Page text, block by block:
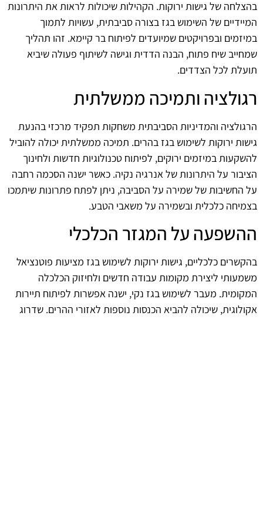
בהצלחה של גישות ירוקות. הקהילות שיכולות לראות את היתרונות
המיידיים של השימוש בגז בצורה סביבתית, עשויות לתמוך
במיזמים ובפרויקטים שמיועדים לפיתוח בר קיימא. זהו תהליך
שמחייב שיח פתוח, הבנה הדדית וגישה לשיתוף פעולה שיביא
תועלת לכל הצדדים.
רגולציה ותמיכה ממשלתית
הרגולציה והמדיניות הסביבתית משחקות תפקיד מרכזי בהנעת
גישות ירוקות לשימוש בגז בהרים. תמיכה ממשלתית יכולה להוביל
להשקעות במיזמים ירוקים, לפיתוח טכנולוגיות חדשות ולחינוך
הציבור על היתרונות של אנרגיה נקיה. כאשר ישנה הסכמה רחבה
על החשיבות של שמירה על הסביבה, ניתן לפתח פתרונות שיתמכו
בצמיחה כלכלית ובשמירה על משאבי הטבע.
ההשפעה על המגזר הכלכלי
בהקשרים כלכליים, גישות ירוקות לשימוש בגז מציעות פוטנציאל
משמעותי ליצירת מקומות עבודה חדשים ולחיזוק הכלכלה
המקומית. מעבר לשימוש בגז נקי, ישנה אפשרות לפיתוח תיירות
אקולוגית, שיכולה להביא הכנסות נוספות לאזורי ההרים. שדרוג